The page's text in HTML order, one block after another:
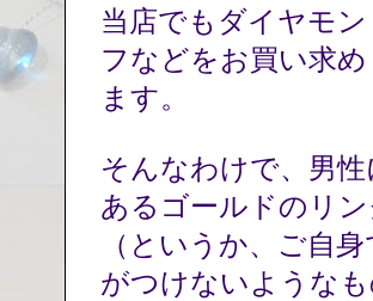
当店でもダイヤモ
フなどをお買い求
ます。
そんなわけで、男
あるゴールドのリ
（というか、ご自
がつけないような